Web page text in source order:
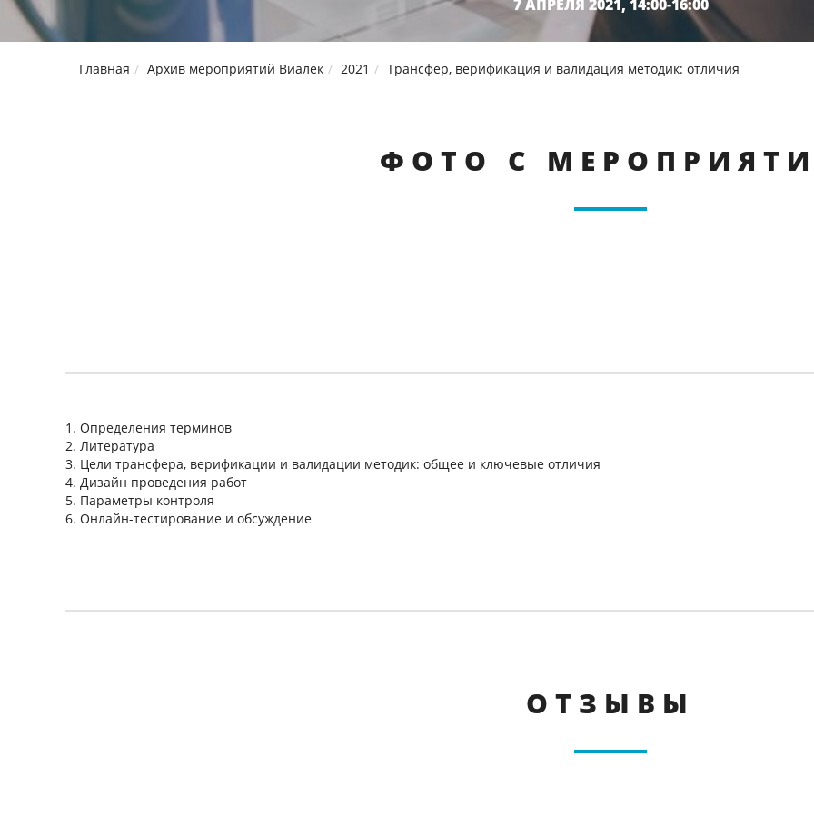
7 АПРЕЛЯ 2021, 14:00-16:00
Главная Архив мероприятий Виалек 2021 Трансфер, верификация и валидация методик: отличия
ФОТО С
1. Определения терминов
2. Литература
3. Цели трансфера, верификации и валидации методик: общее и ключевые отличия
4. Дизайн проведения работ
5. Параметры контроля
6. Онлайн-тестирование и обсуждение
ОТЗЫВЫ